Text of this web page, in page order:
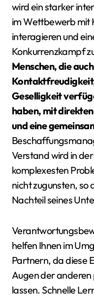
wird ein starker
im Wettbewerb mit
interagieren und
Konkurrenzkampf
Menschen, die
Geselligkeit
haben, mit
und eine
Verstand wird in
komplexesten
nicht zugunsten, so
Nachteil seines
helfen Ihnen im
Partnern, da diese
Augen der anderen
lassen. Schnelle